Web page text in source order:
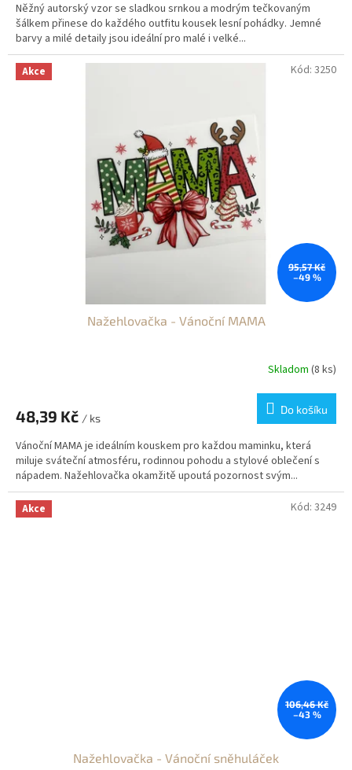
Něžný autorský vzor se sladkou srnkou a modrým tečkovaným
šálkem přinese do každého outfitu kousek lesní pohádky. Jemné
barvy a milé detaily jsou ideální pro malé i velké...
Akce
95,57 Kč
–49 %
Nažehlovačka - Vánoční MAMA
Skladom (8 ks)
48,39 Kč / ks
Do košíku
Vánoční MAMA je ideálním kouskem pro každou maminku, která
miluje sváteční atmosféru, rodinnou pohodu a stylové oblečení s
nápadem. Nažehlovačka okamžitě upoutá pozornost svým...
Kód: 3250
Akce
106,46 Kč
–43 %
Nažehlovačka - Vánoční sněhuláček
Kód: 3249